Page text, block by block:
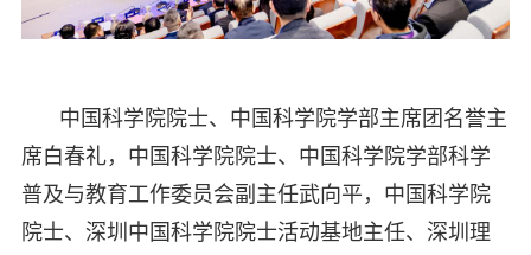
中国科学院院士、中国科学院学部主席团名誉主
席白春礼，中国科学院院士、中国科学院学部科学
普及与教育工作委员会副主任武向平，中国科学院
院士、深圳中国科学院院士活动基地主任、深圳理